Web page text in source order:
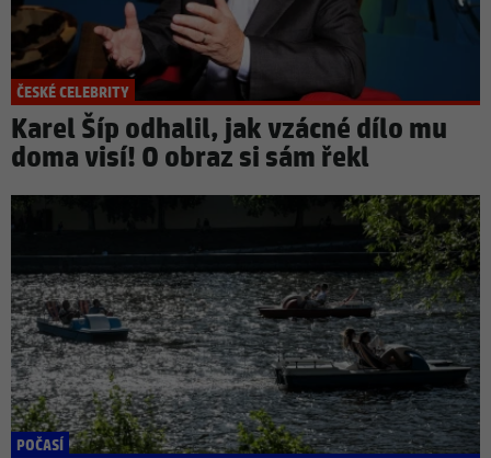
ČESKÉ CELEBRITY
Karel Šíp odhalil, jak vzácné dílo mu
doma visí! O obraz si sám řekl
POČASÍ